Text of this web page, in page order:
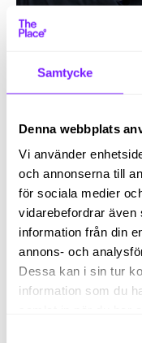
Samtycke
Denna webbplats
Vi använder
och annonserna till
för sociala medier
vidarebefordrar även
information från din
annons- och
Dessa kan i sin tur
information som du